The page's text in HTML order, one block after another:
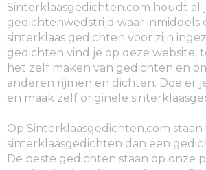
Sinterklaasgedichten.com houdt al
gedichtenwedstrijd waar inmiddels
sinterklaas gedichten voor zijn
gedichten vind je op deze website,
het zelf maken van gedichten en
anderen rijmen en dichten. Doe er
en maak zelf originele
Op Sinterklaasgedichten.com staan
sinterklaasgedichten dan een
De beste gedichten staan op onze